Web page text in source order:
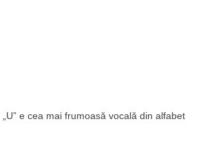
e cea mai frumoasă vocală din alfabet